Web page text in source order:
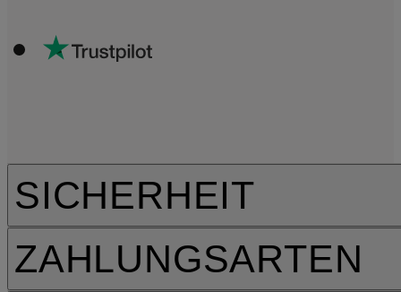
SICHERHEIT
ZAHLUNGSARTEN